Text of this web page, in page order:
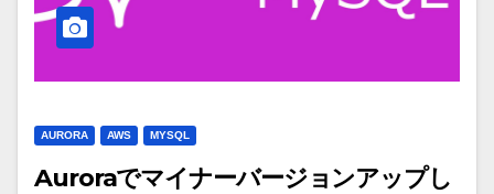
AURORA AWS MYSQL
Auroraでマイナーバージョンアップし